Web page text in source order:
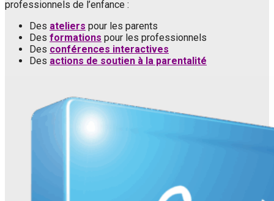
professionnels de l’enfance :
Des ateliers pour les parents
Des formations pour les professionnels
Des conférences interactives
Des actions de soutien à la parentalité